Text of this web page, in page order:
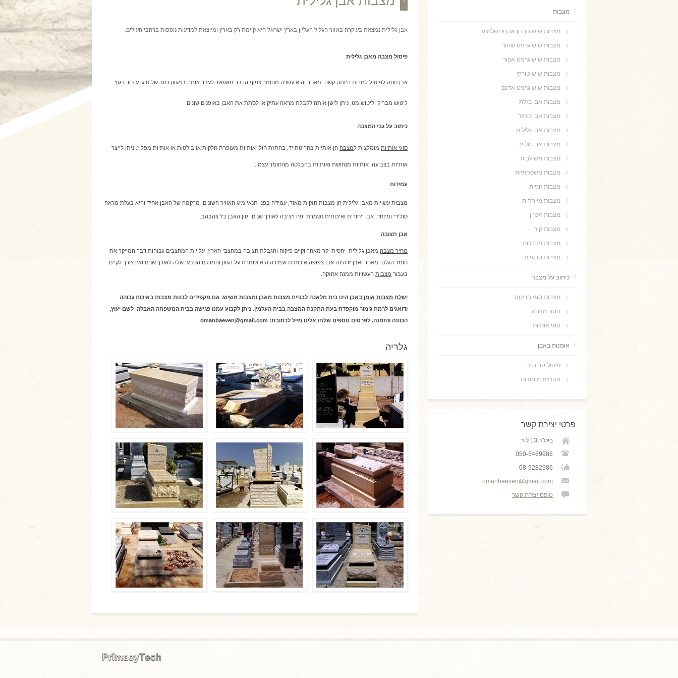
אבן גלילית נמצאת בעיקרה באזור הגליל העליון בארץ ישראל היא קיימת רק בארץ ומיוצאת למדינות נוספות ברחבי העולים.
פיסול מצבה מאבן גלילית
אבן נוחה לפיסול למרות היותה קשה. מאחר והיא עשויה מחומר צפוף הדבר מאפשר לעבד אותה במגוון רחב של סוגי עיבוד כגון:
ליטוש מבריק וליטוש מט, ניתן לישן אותה לקבלת מראה עתיק או לסתת את האבן באופנים שונים.
כיתוב על גבי המצבה
סוגי אותיות מומלצות למצבה הן אותיות בחריטת יד, בהתזת חול, אותיות מעופרת חלקות או בולטות או אותיות מפליז. ניתן לייצר
אותיות בצביעה, אותיות מנחושת ואותיות בהבלטה מהחומר עצמו.
עמידות
מצבות עשויות מאבן גלילית הן מצבות חזקות מאוד, עמידה בפני תנאי מזג האוויר השונים. מרקמה של האבן אחיד והיא בעלת מראה
סולידי ומיוחד. אבן ייחודית ואיכותית נשמרת יפה ויציבה לאורך שנים. גוון האבן בז' צהבהב.
אבן חצובה
מחיר מצבה מאבן גלילית יחסית יקר מאחר וקיים פיקוח והגבלת חציבה במחצבי הארץ, עלויות המחצבים גבוהות דבר המייקר את
חומר הגלם. מאחר ואבן זו הינה אבן צפופה איכותית ועמידה היא שומרת על הגוון והמרקם הטבעי שלה לאורך שנים ואין צורך לקיים
בעבור מצבות העשויות ממנה אחזקה.
ישלח מצבות אומן באבן הינו בית מלאכה לבניית מצבות מאבן ומצבות משיש. אנו מקפידים לבנות מצבות באיכות גבוהה
ודואגים לרמת גימור מוקפדת בעת התקנת המצבה בבית העלמין. ניתן לקבוע עמנו פגישה בבית המשפחה האבלה לשם יעוץ,
הכוונה והזמנה. לפרטים נוספים שלחו אלינו מייל לכתובת: omanbaeven@gmail.com
גלריה
מצבות
מצבות שיש חברון אבן ירושלמית
מצבות שיש גרניט שחור
מצבות שיש גרניט אפור
מצבות שיש טורקי
מצבות שיש גרניט אדום
מצבות אבן בזלת
מצבות אבן כורכר
מצבות אבן גלילית
מצבות אבן סלייב
מצבות משולבות
מצבות משפחתיות
מצבות זוגיות
מצבות מיוחדות
מצבות זיכרון
מצבות קיר
מצבות מדברות
מצבות טבעיות
כיתוב על מצבה
מצבות סוגי חריטה
נוסח מצבה
סוגי אותיות
אומנות באבן
פיסול סביבתי
חנוכיות מיוחדות
פרטי יצירת קשר
בית"ר 13 לוד
050-5469986
08-9282986
omanbaeven@gmail.com
טופס יצירת קשר